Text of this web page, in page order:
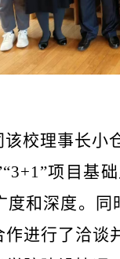
校理事长小
项目基
度和深度。
进行了洽